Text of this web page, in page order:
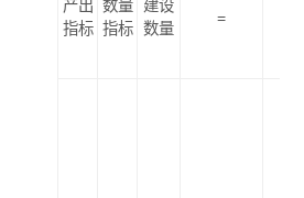
产出
指标
数量
指标
建设
数量
=